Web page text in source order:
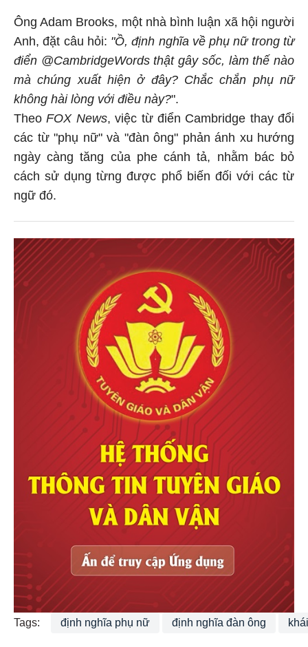
Ông Adam Brooks, một nhà bình luận xã hội người
Anh, đặt câu hỏi: "Ồ, định nghĩa về phụ nữ trong từ
điển @CambridgeWords thật gây sốc, làm thế nào
mà chúng xuất hiện ở đây? Chắc chắn phụ nữ
không hài lòng với điều này?".
Theo FOX News, việc từ điển Cambridge thay đổi
các từ "phụ nữ" và "đàn ông" phản ánh xu hướng
ngày càng tăng của phe cánh tả, nhằm bác bỏ
cách sử dụng từng được phổ biến đối với các từ
ngữ đó.
Tags: định nghĩa phụ nữ định nghĩa đàn ông